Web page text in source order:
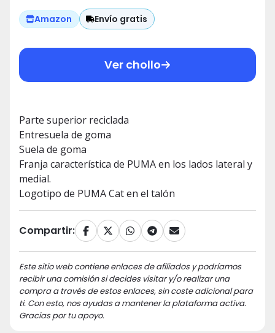
Amazon Envío gratis
Ver chollo
Parte superior reciclada
Entresuela de goma
Suela de goma
Franja característica de PUMA en los lados lateral y
medial.
Logotipo de PUMA Cat en el talón
Compartir:
Este sitio web contiene enlaces de afiliados y podríamos
recibir una comisión si decides visitar y/o realizar una
compra a través de estos enlaces, sin coste adicional para
ti. Con esto, nos ayudas a mantener la plataforma activa.
Gracias por tu apoyo.